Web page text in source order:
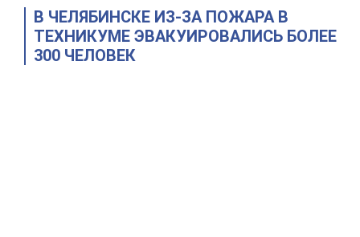
В ЧЕЛЯБИНСКЕ ИЗ-ЗА ПОЖАРА В
ТЕХНИКУМЕ ЭВАКУИРОВАЛИСЬ БОЛЕЕ
300 ЧЕЛОВЕК